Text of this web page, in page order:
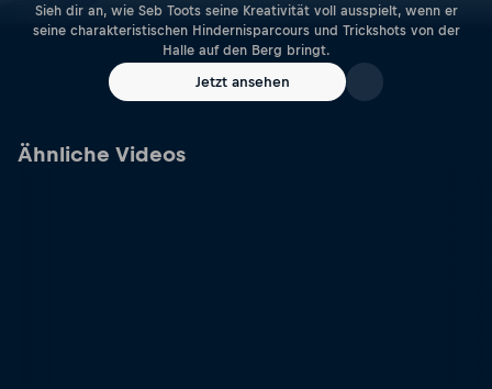
Sieh dir an, wie Seb Toots seine Kreativität voll ausspielt, wenn er
seine charakteristischen Hindernisparcours und Trickshots von der
Halle auf den Berg bringt.
Jetzt ansehen
Ähnliche Videos